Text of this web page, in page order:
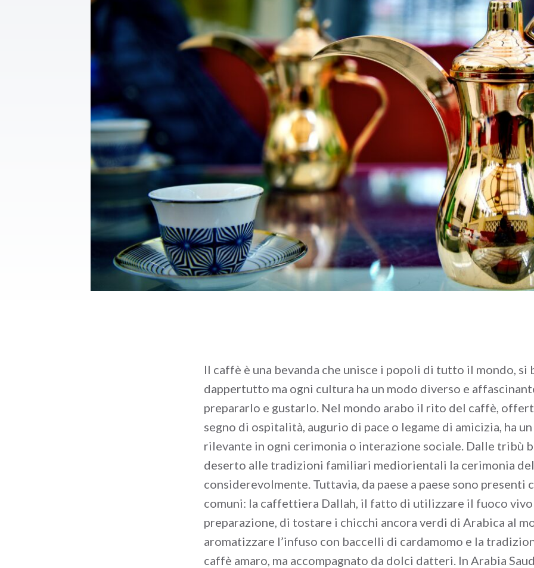
Il caffè è una bevanda che unisce i popoli di tutto il mondo, si
dappertutto ma ogni cultura ha un modo diverso e
prepararlo e gustarlo. Nel mondo arabo il rito del caffè,
segno di ospitalità, augurio di pace o legame di amicizia, ha
rilevante in ogni cerimonia o interazione sociale. Dalle tribù
deserto alle tradizioni familiari mediorientali la cerimonia
considerevolmente. Tuttavia, da paese a paese sono presenti
comuni: la caffettiera Dallah, il fatto di utilizzare il fuoco
preparazione, di tostare i chicchi ancora verdi di Arabica al
aromatizzare l’infuso con baccelli di cardamomo e la
caffè amaro, ma accompagnato da dolci datteri. In Arabia